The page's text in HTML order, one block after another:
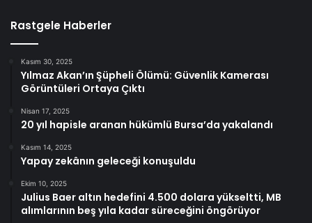
Rastgele Haberler
Kasım 30, 2025
Yılmaz Akan’ın Şüpheli Ölümü: Güvenlik Kamerası
Görüntüleri Ortaya Çıktı
Nisan 17, 2025
20 yıl hapisle aranan hükümlü Bursa’da yakalandı
Kasım 14, 2025
Yapay zekânın geleceği konuşuldu
Ekim 10, 2025
Julius Baer altın hedefini 4.500 dolara yükseltti, MB
alımlarının beş yıla kadar süreceğini öngörüyor